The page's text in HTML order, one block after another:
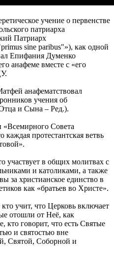
учение о первенстве
патриарха
Патриарх
sine paribus"»), как одной
Епифания Думенко
анафеме вместе с «его
анафематствовал
учения об
и Сына – Ред.).
Совета
протестантская ветвь
участвует в общих молитвах с
и католиками, а также
за христианское единство в
как «братьев во Христе».
учит, что Церковь включает
отошли от Неё, как
говорит, что есть Святые
и святостью вне
Святой, Соборной и